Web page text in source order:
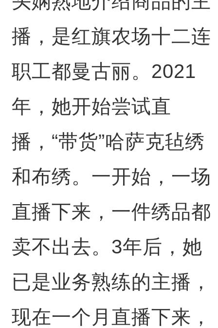
播，是红旗农场十二连
职工都曼古丽。2021
年，她开始尝试直
播，“带货”哈萨克毡绣
和布绣。一开始，一场
直播下来，一件绣品都
卖不出去。3年后，她
已是业务熟练的主播，
现在一个月直播下来，